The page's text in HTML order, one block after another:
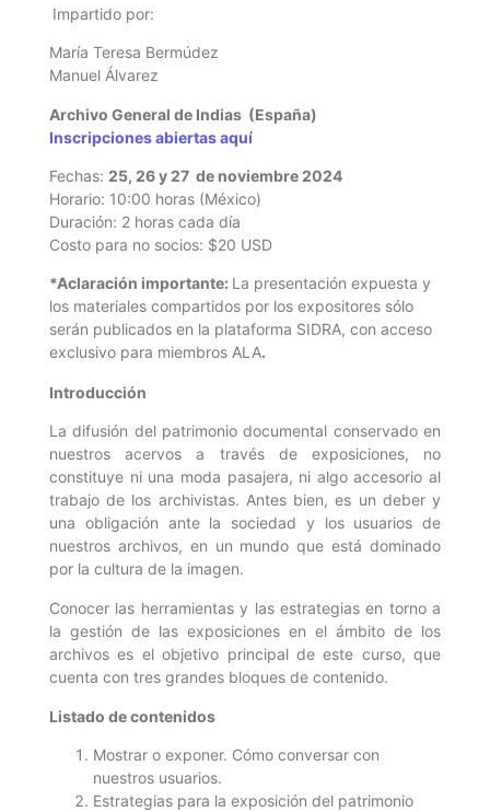
Impartido por:
María Teresa Bermúdez
Manuel Álvarez
Archivo General de Indias (España)
Inscripciones abiertas aquí
Fechas: 25, 26 y 27 de noviembre 2024
Horario: 10:00 horas (México)
Duración: 2 horas cada día
Costo para no socios: $20 USD
*Aclaración importante: La presentación expuesta y
los materiales compartidos por los expositores sólo
serán publicados en la plataforma SIDRA, con acceso
exclusivo para miembros ALA.
Introducción
La difusión del patrimonio documental conservado en
nuestros acervos a través de exposiciones, no
constituye ni una moda pasajera, ni algo accesorio al
trabajo de los archivistas. Antes bien, es un deber y
una obligación ante la sociedad y los usuarios de
nuestros archivos, en un mundo que está dominado
por la cultura de la imagen.
Conocer las herramientas y las estrategias en torno a
la gestión de las exposiciones en el ámbito de los
archivos es el objetivo principal de este curso, que
cuenta con tres grandes bloques de contenido.
Listado de contenidos
Mostrar o exponer. Cómo conversar con
nuestros usuarios.
Estrategias para la exposición del patrimonio